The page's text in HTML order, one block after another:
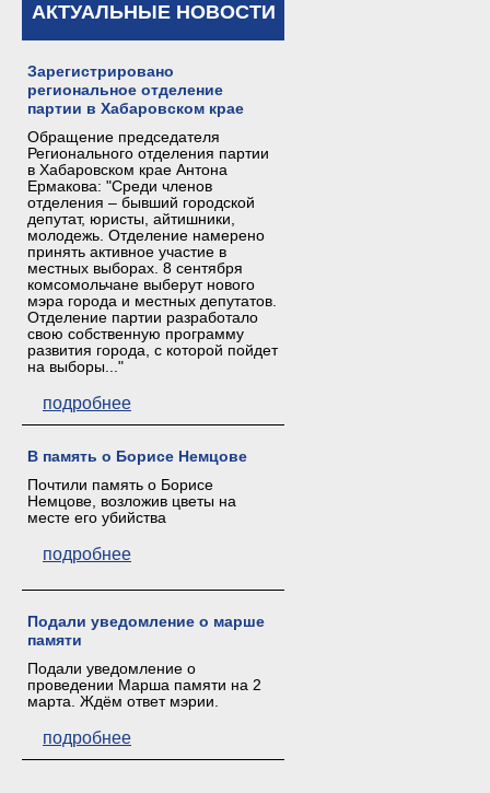
АКТУАЛЬНЫЕ НОВОСТИ
Зарегистрировано
региональное отделение
партии в Хабаровском крае
Обращение председателя
Регионального отделения партии
в Хабаровском крае Антона
Ермакова: "Среди членов
отделения – бывший городской
депутат, юристы, айтишники,
молодежь. Отделение намерено
принять активное участие в
местных выборах. 8 сентября
комсомольчане выберут нового
мэра города и местных депутатов.
Отделение партии разработало
свою собственную программу
развития города, с которой пойдет
на выборы..."
подробнее
В память о Борисе Немцове
Почтили память о Борисе
Немцове, возложив цветы на
месте его убийства
подробнее
Подали уведомление о марше
памяти
Подали уведомление о
проведении Марша памяти на 2
марта. Ждём ответ мэрии.
подробнее